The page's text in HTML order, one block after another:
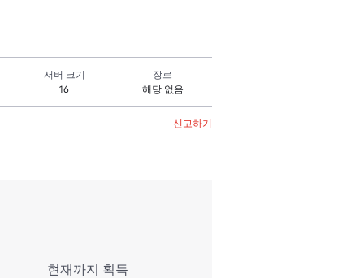
서버 크기
16
장르
해당 없음
신고하기
현재까지 획득